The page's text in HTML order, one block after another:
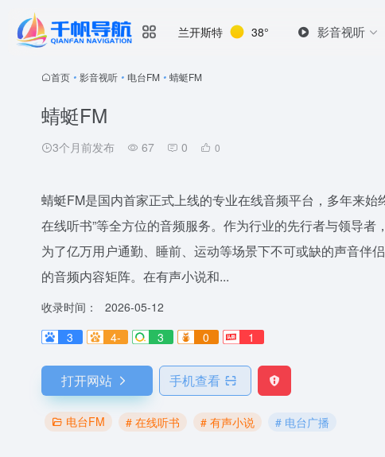
兰开斯特 38° 影音视听
首页 • 影音视听 • 电台FM • 蜻蜓FM
蜻蜓FM
3个月前发布 67 0 0
蜻蜓FM是国内首家正式上线的专业在线音频平台，多年来始
在线听书”等全方位的音频服务。作为行业的先行者与领导
为了亿万用户通勤、睡前、运动等场景下不可或缺的声音伴
的音频内容矩阵。在有声小说和...
收录时间：
2026-05-12
3
4- 3 0 1
打开网站 手机查看
电台FM # 在线听书 # 有声小说 # 电台广播